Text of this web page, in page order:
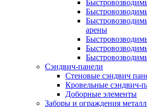
арены
Сэндвич-панели
Стеновые сэндвич
Кровельные сэндвич-
Доборные элементы
Заборы и ограждения